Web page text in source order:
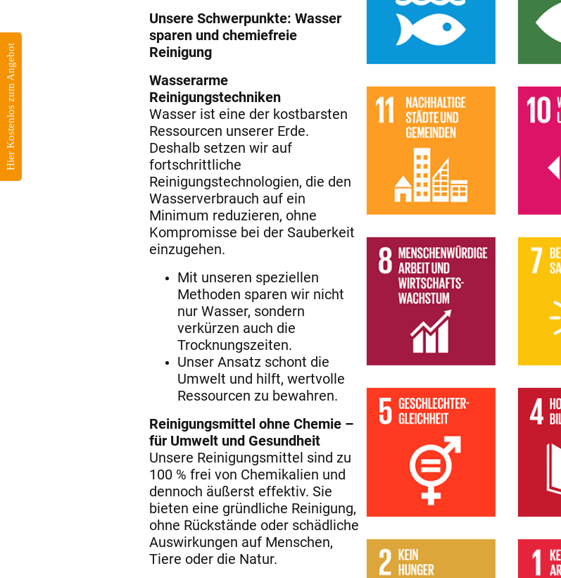
Unsere Schwerpunkte: Wasser
sparen und chemiefreie
Reinigung
Wasserarme
Reinigungstechniken
Wasser ist eine der kostbarsten
Ressourcen unserer Erde.
Deshalb setzen wir auf
fortschrittliche
Reinigungstechnologien, die den
Wasserverbrauch auf ein
Minimum reduzieren, ohne
Kompromisse bei der Sauberkeit
einzugehen.
Mit unseren speziellen
Methoden sparen wir nicht
nur Wasser, sondern
verkürzen auch die
Trocknungszeiten.
Unser Ansatz schont die
Umwelt und hilft, wertvolle
Ressourcen zu bewahren.
Reinigungsmittel ohne Chemie –
für Umwelt und Gesundheit
Unsere Reinigungsmittel sind zu
100 % frei von Chemikalien und
dennoch äußerst effektiv. Sie
bieten eine gründliche Reinigung,
ohne Rückstände oder schädliche
Auswirkungen auf Menschen,
Tiere oder die Natur.
Hier Kostenlos zum Angebot